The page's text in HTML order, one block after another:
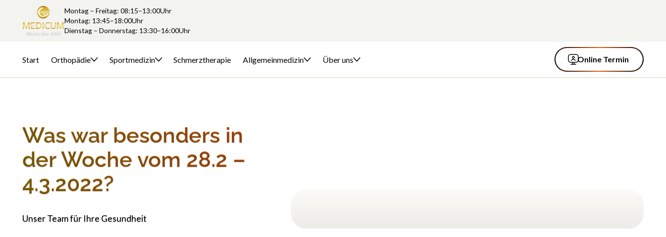
Montag – Freitag: 08:15–13:00Uhr
Montag: 13:45–18:00Uhr
Dienstag – Donnerstag: 13:30–16:00Uhr
Start Orthopädie Sportmedizin Schmerztherapie Allgemeinmedizin Über uns Online Termin
Online Termin
Was war besonders in
der Woche vom 28.2 –
4.3.2022?
Unser Team für Ihre Gesundheit